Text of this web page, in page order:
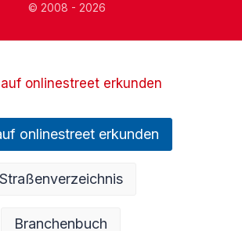
© 2008 - 2026
onlinestreet erkunden
Straßenverzeichnis
Branchenbuch